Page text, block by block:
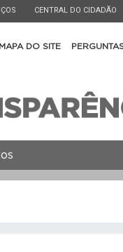
ESTADO
CENTRAL DO CIDADÃO
MAPA DO SITE